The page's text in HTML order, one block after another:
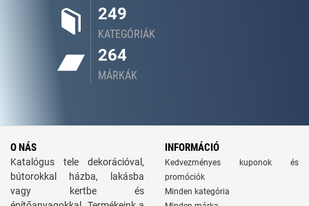
249
KATEGÓRIÁK
264
MÁRKÁK
O NÁS
Katalógus tele dekorációval,
bútorokkal házba, lakásba
vagy kertbe és
INFORMÁCIÓ
Kedvezményes kuponok és
promóciók
Minden kategória